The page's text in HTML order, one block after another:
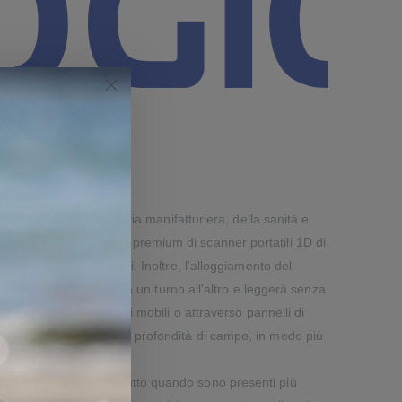
della industria manifatturiera, della sanità e
la gamma premium di scanner portatili 1D di
al passo con i tempi. Inoltre, l'alloggiamento del
sarà utilizzabile da un turno all'altro e leggerà senza
dei dispositivi mobili o attraverso pannelli di
con una grande profondità di campo, in modo più
leggere. Soprattutto quando sono presenti più